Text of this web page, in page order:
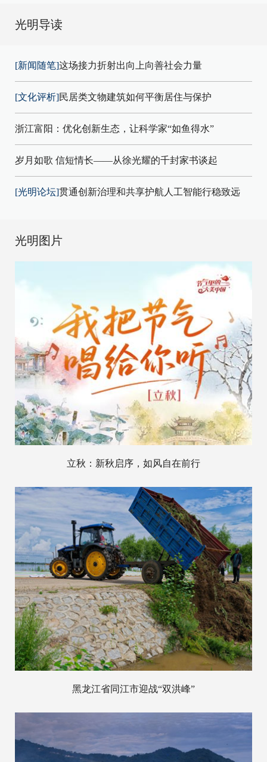
光明导读
[新闻随笔]这场接力折射出向上向善社会力量
[文化评析]民居类文物建筑如何平衡居住与保护
浙江富阳：优化创新生态，让科学家“如鱼得水”
岁月如歌 信短情长——从徐光耀的千封家书谈起
[光明论坛]贯通创新治理和共享护航人工智能行稳致远
光明图片
立秋：新秋启序，如风自在前行
黑龙江省同江市迎战“双洪峰”